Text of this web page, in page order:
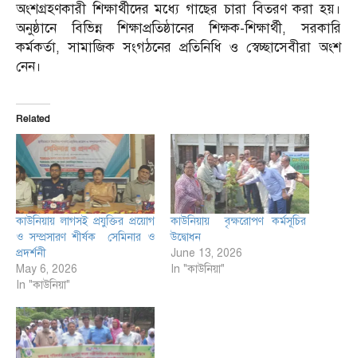
অংশগ্রহণকারী শিক্ষার্থীদের মধ্যে গাছের চারা বিতরণ করা হয়।
অনুষ্ঠানে বিভিন্ন শিক্ষাপ্রতিষ্ঠানের শিক্ষক-শিক্ষার্থী, সরকারি
কর্মকর্তা, সামাজিক সংগঠনের প্রতিনিধি ও স্বেচ্ছাসেবীরা অংশ
নেন।
Related
কাউনিয়ায় লাগসই প্রযুক্তির প্রয়োগ
ও সম্প্রসারণ শীর্ষক সেমিনার ও
প্রদর্শনী
May 6, 2026
In "কাউনিয়া"
কাউনিয়ায় বৃক্ষরোপণ কর্মসূচির
উদ্বোধন
June 13, 2026
In "কাউনিয়া"